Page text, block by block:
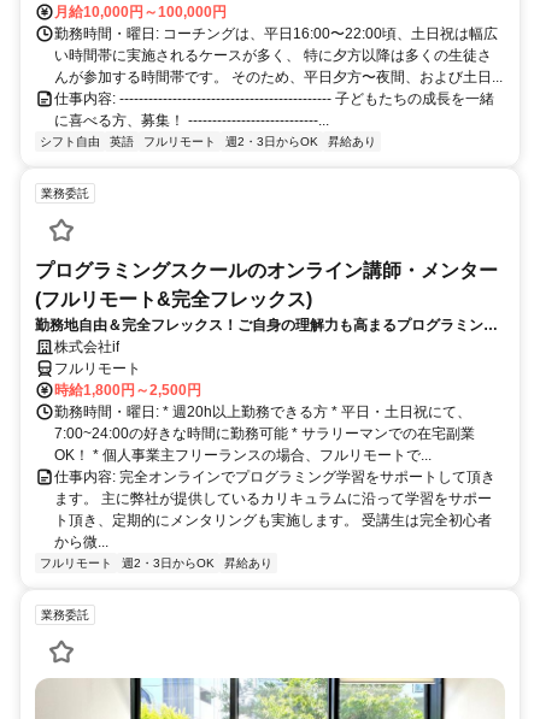
月給10,000円～100,000円
勤務時間・曜日: コーチングは、平日16:00〜22:00頃、土日祝は幅広
い時間帯に実施されるケースが多く、 特に夕方以降は多くの生徒さ
んが参加する時間帯です。 そのため、平日夕方〜夜間、および土日...
仕事内容: -------------------------------------------- 子どもたちの成長を一緒
に喜べる方、募集！ ---------------------------...
シフト自由 英語 フルリモート 週2・3日からOK 昇給あり
業務委託
プログラミングスクールのオンライン講師・メンター
(フルリモート&完全フレックス)
勤務地自由＆完全フレックス！ご自身の理解力も高まるプログラミング
講師のお仕事です
株式会社if
フルリモート
時給1,800円～2,500円
勤務時間・曜日: * 週20h以上勤務できる方 * 平日・土日祝にて、
7:00~24:00の好きな時間に勤務可能 * サラリーマンでの在宅副業
OK！ * 個人事業主フリーランスの場合、フルリモートで...
仕事内容: 完全オンラインでプログラミング学習をサポートして頂き
ます。 主に弊社が提供しているカリキュラムに沿って学習をサポー
ト頂き、定期的にメンタリングも実施します。 受講生は完全初心者
から微...
フルリモート 週2・3日からOK 昇給あり
業務委託